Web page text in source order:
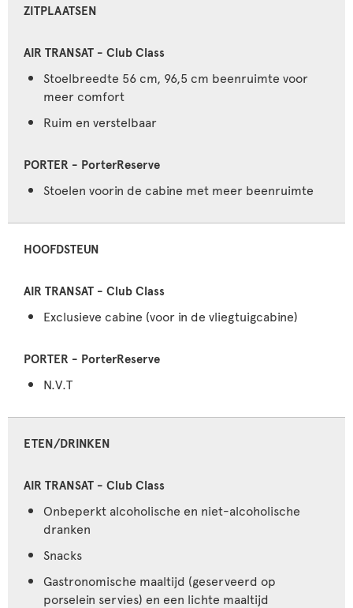
ZITPLAATSEN
Stoelbreedte 56 cm, 96,5 cm beenruimte voor
meer comfort
Ruim en verstelbaar
Stoelen voorin de cabine met meer beenruimte
HOOFDSTEUN
Exclusieve cabine (voor in de vliegtuigcabine)
N.V.T
ETEN/DRINKEN
Onbeperkt alcoholische en niet-alcoholische
dranken
Snacks
Gastronomische maaltijd (geserveerd op
porselein servies) en een lichte maaltijd